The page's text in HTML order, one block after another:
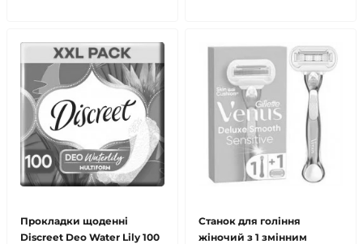
Прокладки щоденні
Discreet Deo Water Lily 100
Станок для гоління
жіночий з 1 змінним